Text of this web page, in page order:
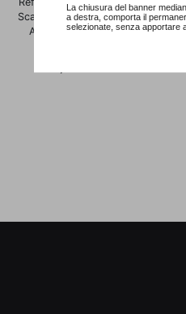
La chiusura del banner
a destra, comporta il
selezionate, senza apportare
Scatola e Garanzia
Articolo Pe29